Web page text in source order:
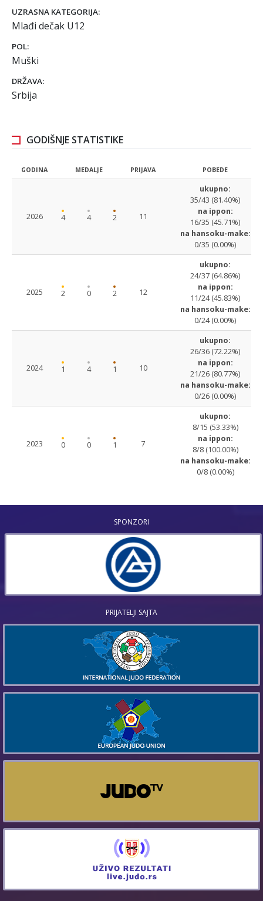
UZRASNA KATEGORIJA:
Mlađi dečak U12
POL:
Muški
DRŽAVA:
Srbija
GODIŠNJE STATISTIKE
GODINA MEDALJE PRIJAVA POBEDE
2026 4 4 2 11
ukupno:
35/43 (81.40%)
na ippon:
16/35 (45.71%)
na hansoku-make:
0/35 (0.00%)
2025 2 0 2 12
ukupno:
24/37 (64.86%)
na ippon:
11/24 (45.83%)
na hansoku-make:
0/24 (0.00%)
2024 1 4 1 10
ukupno:
26/36 (72.22%)
na ippon:
21/26 (80.77%)
na hansoku-make:
0/26 (0.00%)
2023 0 0 1 7
ukupno:
8/15 (53.33%)
na ippon:
8/8 (100.00%)
na hansoku-make:
0/8 (0.00%)
SPONZORI
PRIJATELJI SAJTA